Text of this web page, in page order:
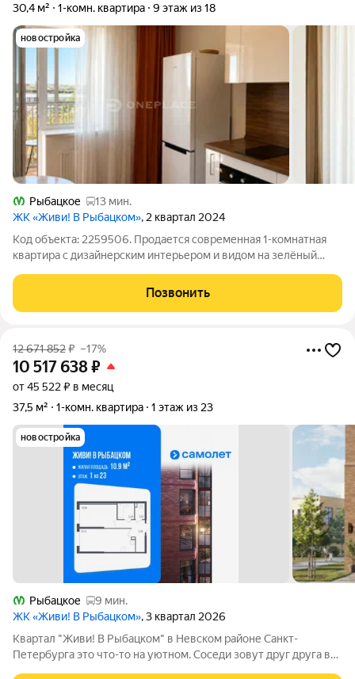
30,4 м² 1-комн. квартира 9 этаж из 18
новостройка
Рыбацкое
13 мин.
ЖК «Живи! В Рыбацком», 2 квартал 2024
Код объекта: 2259506. Продается современная 1-комнатная
квартира с дизайнерским интерьером и видом на зелёный
проживанию однокомнатная квартира, расположенная на 9
этаже современного
Позвонить
12 671 852₽ –17%
10 517 638₽
от 45 522 ₽ в месяц
37,5 м²
1-комн. квартира 1 этаж из 23
новостройка
Рыбацкое
9 мин.
ЖК «Живи! В Рыбацком», 3 квартал 2026
Квартал "Живи! В Рыбацком" в Невском районе Санкт-
Петербурга это что-то на уютном. Соседи зовут друг друга в